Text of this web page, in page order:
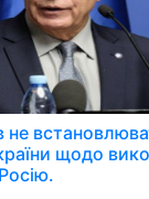
не
щодо